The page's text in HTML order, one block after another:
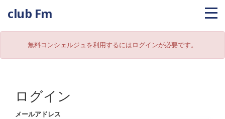
club Fm
無料コンシェルジュを利用するにはログインが必要です。
ログイン
メールアドレス